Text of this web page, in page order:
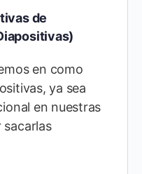
de
en como
ya sea
en nuestras